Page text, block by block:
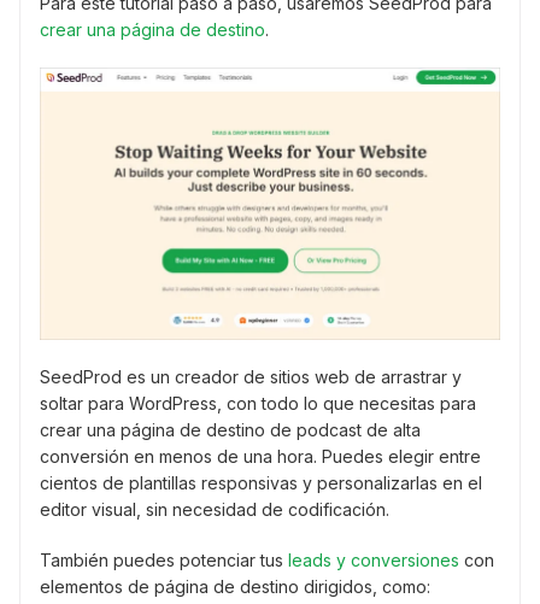
crear una página de destino.
SeedProd es un creador de sitios web de arrastrar y
soltar para WordPress, con todo lo que necesitas para
crear una página de destino de podcast de alta
conversión en menos de una hora. Puedes elegir entre
cientos de plantillas responsivas y personalizarlas en el
editor visual, sin necesidad de codificación.
También puedes potenciar tus leads y conversiones con
elementos de página de destino dirigidos, como: